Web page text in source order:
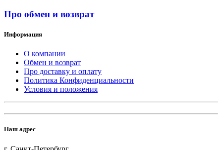
Про обмен и возврат
Информация
О компании
Обмен и возврат
Про доставку и оплату
Политика Конфиденциальности
Условия и положения
Наш адрес